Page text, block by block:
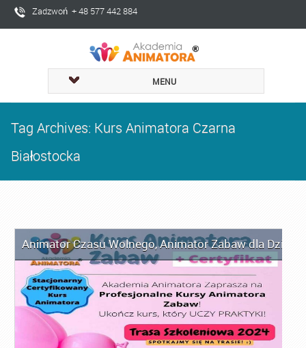
Zadzwoń + 48 577 442 884
MENU
Tag Archives: Kurs Animatora Czarna
Białostocka
Animator Czasu Wolnego,Animator Zabaw dla Dzieci